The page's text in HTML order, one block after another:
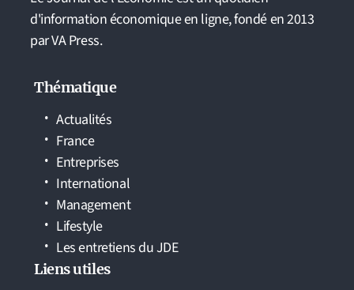
d'information économique en ligne, fondé en 2013
par VA Press.
Thématique
Actualités
France
Entreprises
International
Management
Lifestyle
Les entretiens du JDE
Liens utiles